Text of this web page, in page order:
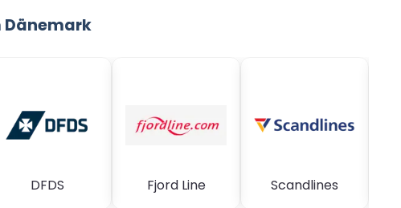
Dänemark
DFDS Fjord Line Scandlines